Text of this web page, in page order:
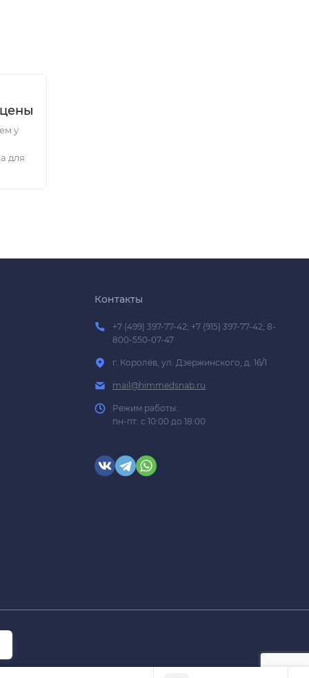
у
для
Контакты
+7 (499) 397-77-42; +7 (915) 397-77-42; 8-
800-550-07-47
г. Королёв, ул. Дзержинского, д. 16/1
mail@himmedsnab.ru
Режим работы:
пн-пт: с 10:00 до 18:00